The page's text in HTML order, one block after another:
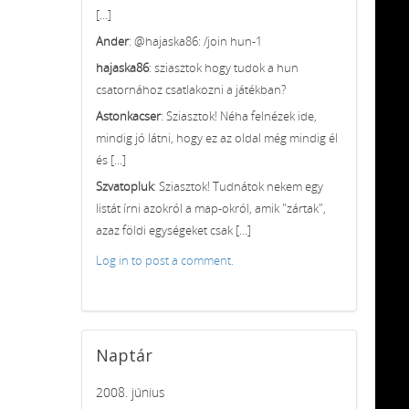
[...]
Ander: @hajaska86: /join hun-1
hajaska86: sziasztok hogy tudok a hun
csatornához csatlakozni a játékban?
Astonkacser: Sziasztok! Néha felnézek ide,
mindig jó látni, hogy ez az oldal még mindig él
és [...]
Szvatopluk: Sziasztok! Tudnátok nekem egy
listát írni azokról a map-okról, amik "zártak",
azaz földi egységeket csak [...]
Log in to post a comment.
Naptár
2008. június